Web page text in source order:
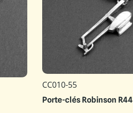
CC010-55
Porte-clés Robinson R44